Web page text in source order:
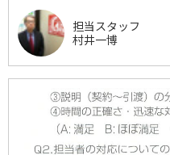
担当スタッフ
村井一博